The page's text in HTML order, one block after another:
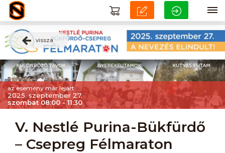
vissza
az esemény már lejárt
2025. szeptember 27.
szombat 08:00 - 11:30
V. Nestlé Purina-Bükfürdő
– Csepreg Félmaraton